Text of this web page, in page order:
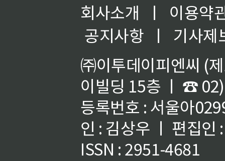
회사소개 ㅣ
이용약
공지사항
ㅣ
기사제
㈜이투데이피엔씨 (
이빌딩 15층 ㅣ ☎
등록번호 : 서울아
인 : 김상우 ㅣ 편집인
ISSN : 2951-4681